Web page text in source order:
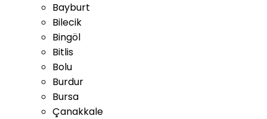
Bayburt
Bilecik
Bingöl
Bitlis
Bolu
Burdur
Bursa
Çanakkale